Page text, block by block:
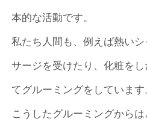
本的な活動です。
私たち人間も、例えば熱い
サージを受けたり、化粧を
てグルーミングをしています
こうしたグルーミングから